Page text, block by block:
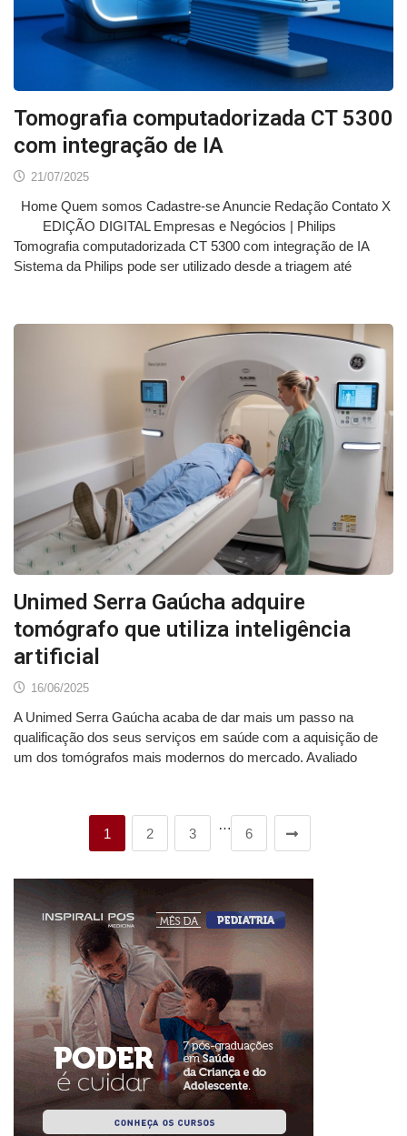
Tomografia computadorizada CT 5300
com integração de IA
21/07/2025
Home Quem somos Cadastre-se Anuncie Redação Contato X
EDIÇÃO DIGITAL Empresas e Negócios | Philips
Tomografia computadorizada CT 5300 com integração de IA
Sistema da Philips pode ser utilizado desde a triagem até
Unimed Serra Gaúcha adquire
tomógrafo que utiliza inteligência
artificial
16/06/2025
A Unimed Serra Gaúcha acaba de dar mais um passo na
qualificação dos seus serviços em saúde com a aquisição de
um dos tomógrafos mais modernos do mercado. Avaliado
1 2 3
…
6